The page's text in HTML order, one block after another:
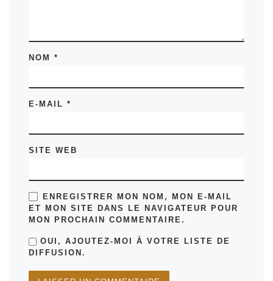
NOM*
E-MAIL*
SITE WEB
ENREGISTRER MON NOM, MON E-MAIL
ET MON SITE DANS LE NAVIGATEUR POUR
MON PROCHAIN COMMENTAIRE.
OUI, AJOUTEZ-MOI À VOTRE LISTE DE
DIFFUSION.